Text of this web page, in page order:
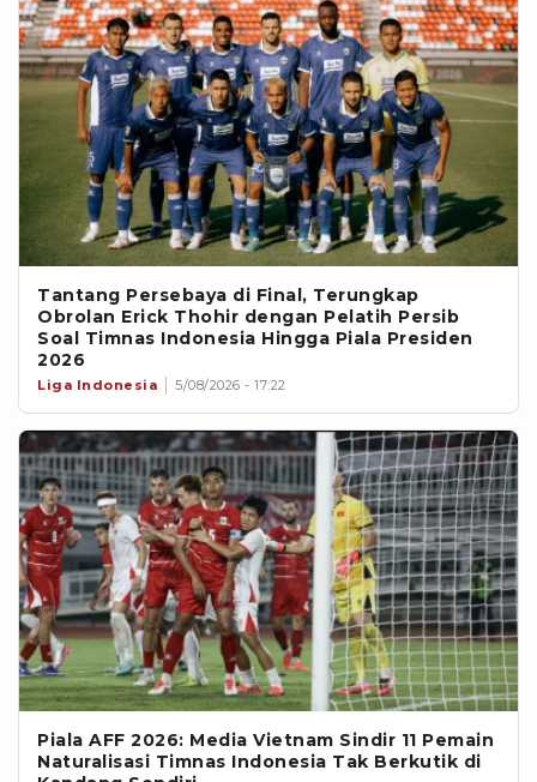
Tantang Persebaya di Final, Terungkap
Obrolan Erick Thohir dengan Pelatih Persib
Soal Timnas Indonesia Hingga Piala Presiden
2026
Liga Indonesia 5/08/2026 - 17:22
Piala AFF 2026: Media Vietnam Sindir 11 Pemain
Naturalisasi Timnas Indonesia Tak Berkutik di